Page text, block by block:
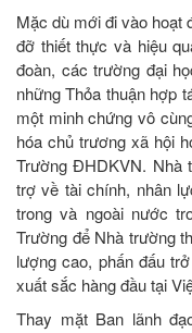
Mặc dù mới đi vào hoạt
đỡ thiết thực và hiệu
đoàn, các trường đại
những Thỏa thuận hợp
một minh chứng vô
hóa chủ trương xã hội
Trường ĐHDKVN. Nhà
trợ về tài chính, nhân
trong và ngoài nước
Trường để Nhà trường
lượng cao, phấn đấu
xuất sắc hàng đầu tại
Thay mặt Ban lãnh